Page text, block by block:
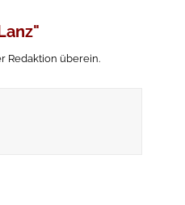
Redaktion überein.